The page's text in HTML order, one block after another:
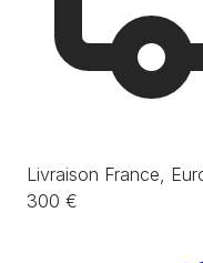
Livraison France,
300 €